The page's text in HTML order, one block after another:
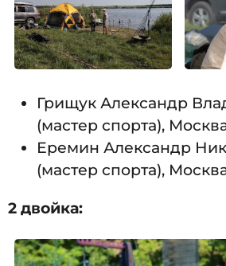
Грищук Александр
(мастер спорта),
Еремин Александр
(мастер спорта),
2 двойка: